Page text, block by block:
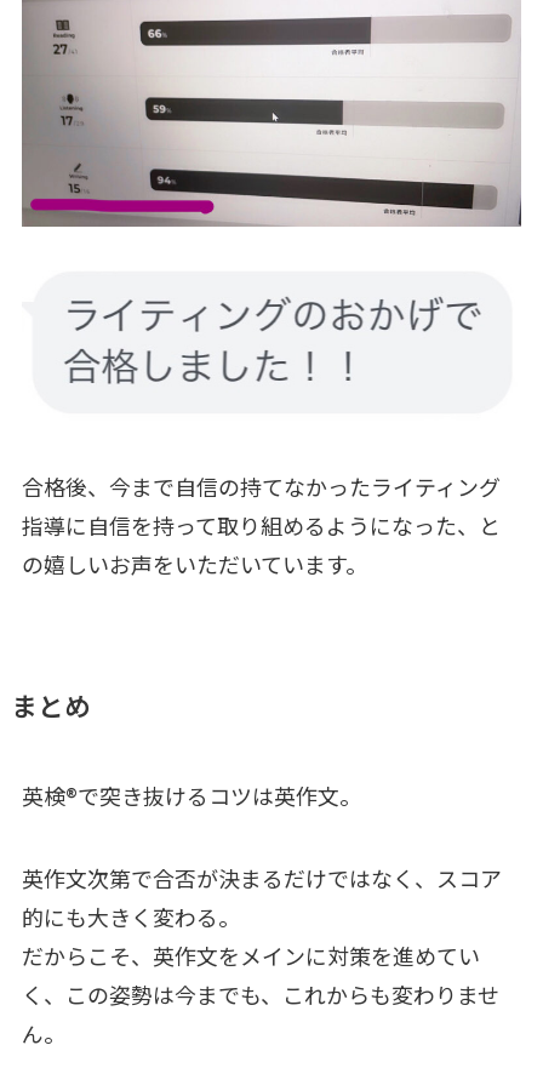
合格後、今まで自信の持てなかったライティング
指導に自信を持って取り組めるようになった、と
の嬉しいお声をいただいています。
まとめ
英検®で突き抜けるコツは英作文。
英作文次第で合否が決まるだけではなく、スコア
的にも大きく変わる。
だからこそ、英作文をメインに対策を進めてい
く、この姿勢は今までも、これからも変わりませ
ん。